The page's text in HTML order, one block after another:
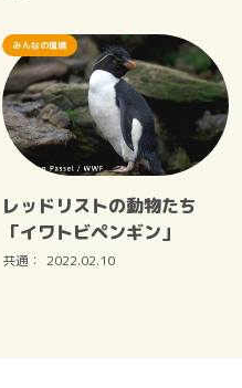
レッドリストの動物たち
「イワトビペンギン」
共通： 2022.02.10
みんなの環境